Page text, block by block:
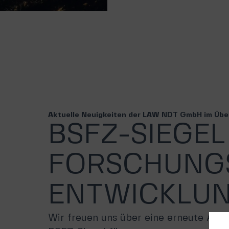
Aktuelle Neuigkeiten der LAW NDT GmbH im
BSFZ-
Wir freuen uns über eine erneute